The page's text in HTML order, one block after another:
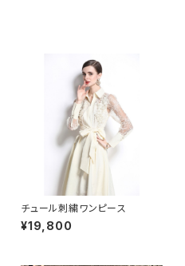
チュール刺繍ワンピース
¥19,800